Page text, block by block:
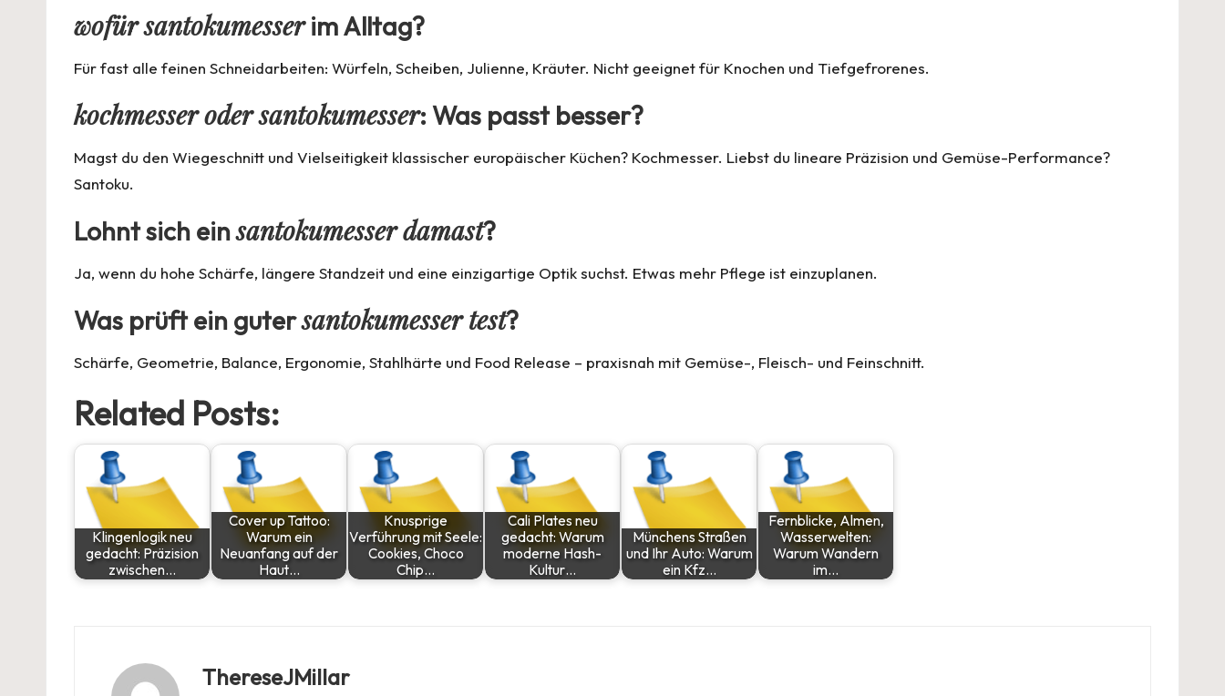
wofür santokumesserim Alltag?
Für fast alle feinen Schneidarbeiten: Würfeln, Scheiben, Julienne, Kräuter. Nicht geeignet für Knochen und Tiefgefrorenes.
kochmesser oder santokumesser: Was passt besser?
Magst du den Wiegeschnitt und Vielseitigkeit klassischer europäischer Küchen? Kochmesser. Liebst du lineare Präzision und Gemüse-Performance?
Santoku.
Lohnt sich einsantokumesser damast?
Ja, wenn du hohe Schärfe, längere Standzeit und eine einzigartige Optik suchst. Etwas mehr Pflege ist einzuplanen.
Was prüft ein gutersantokumesser test?
Schärfe, Geometrie, Balance, Ergonomie, Stahlhärte und Food Release – praxisnah mit Gemüse-, Fleisch- und Feinschnitt.
Related Posts:
Klingenlogik neu
gedacht: Präzision
zwischen…
Cover up Tattoo:
Warum ein
Neuanfang auf der
Haut…
Knusprige
Verführung mit Seele:
Cookies, Choco
Chip…
Cali Plates neu
gedacht: Warum
moderne Hash-
Kultur…
Münchens Straßen
und Ihr Auto: Warum
ein Kfz…
Fernblicke, Almen,
Wasserwelten:
Warum Wandern
im…
ThereseJMillar